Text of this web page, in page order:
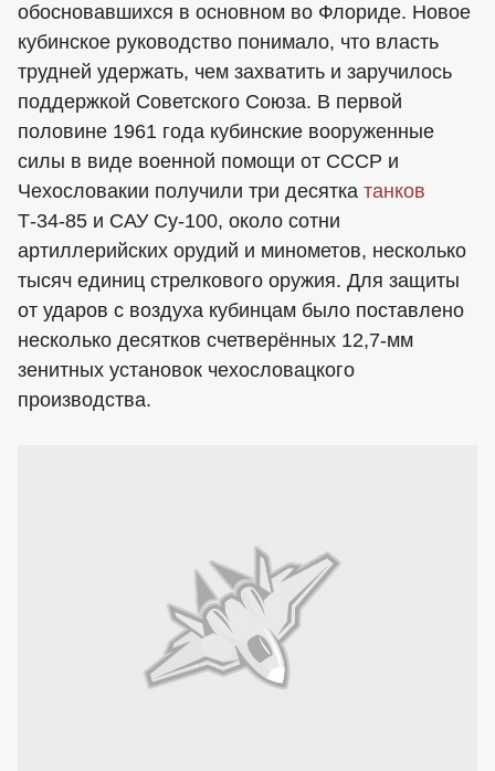
обосновавшихся в основном во Флориде. Новое
кубинское руководство понимало, что власть
трудней удержать, чем захватить и заручилось
поддержкой Советского Союза. В первой
половине 1961 года кубинские вооруженные
силы в виде военной помощи от СССР и
Чехословакии получили три десятка танков
Т-34-85 и САУ Су-100, около сотни
артиллерийских орудий и минометов, несколько
тысяч единиц стрелкового оружия. Для защиты
от ударов с воздуха кубинцам было поставлено
несколько десятков счетверённых 12,7-мм
зенитных установок чехословацкого
производства.